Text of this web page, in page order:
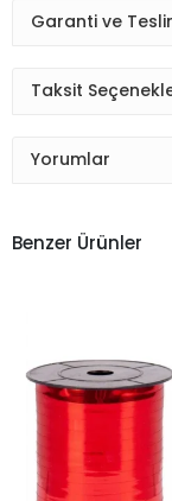
Garanti ve
Taksit
Yorumlar
Benzer Ürünler